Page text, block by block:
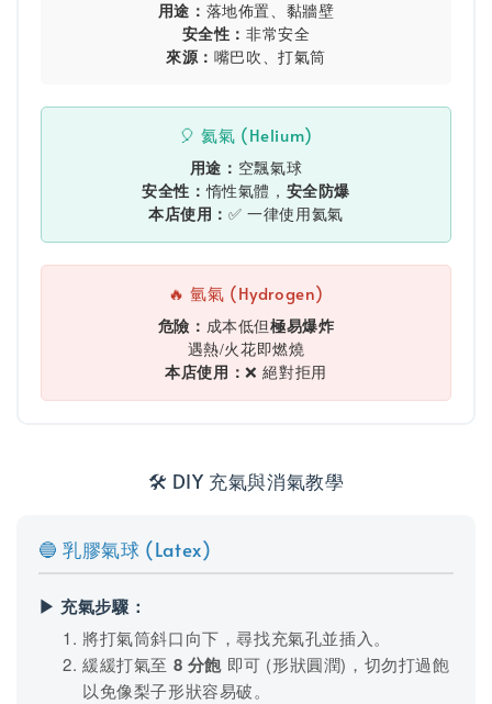
用途： 落地佈置、黏牆壁
安全性： 非常安全
來源： 嘴巴吹、打氣筒
🎈 氦氣 (Helium)
用途： 空飄氣球
安全性：惰性氣體， 安全防爆
本店使用：✅ 一律使用氦氣
🔥 氫氣 (Hydrogen)
危險： 成本低但極易爆炸
遇熱/火花即燃燒
本店使用：❌ 絕對拒用
🛠️ DIY 充氣與消氣教學
🔵 乳膠氣球 (Latex)
▶ 充氣步驟：
將打氣筒斜口向下，尋找充氣孔並插入。
緩緩打氣至 8 分飽 即可 (形狀圓潤)，切勿打過飽
以免像梨子形狀容易破。